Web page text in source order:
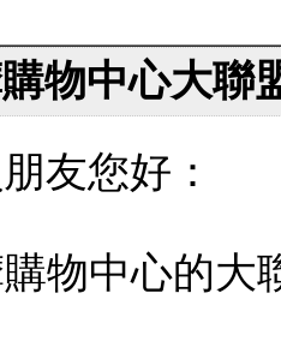
物中心大聯
友您好：
物中心的大